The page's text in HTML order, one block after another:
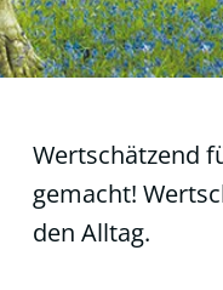
Wertschätzend
gemacht!
den Alltag.